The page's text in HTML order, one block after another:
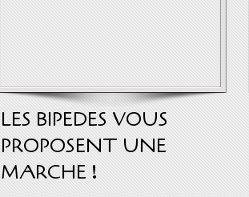
LES BIPEDES VOUS
PROPOSENT UNE
MARCHE !